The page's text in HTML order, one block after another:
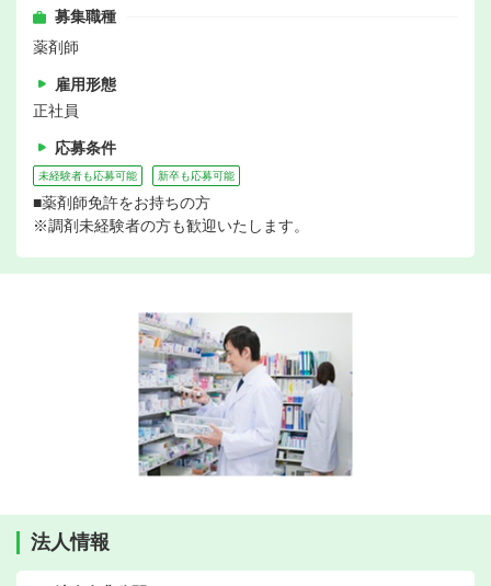
募集職種
薬剤師
雇用形態
正社員
応募条件
未経験者も応募可能 新卒も応募可能
■薬剤師免許をお持ちの方
※調剤未経験者の方も歓迎いたします。
法人情報